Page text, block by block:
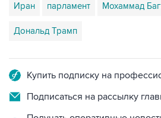
Дональд Трамп
Подписаться на рассылку
Получать оперативные